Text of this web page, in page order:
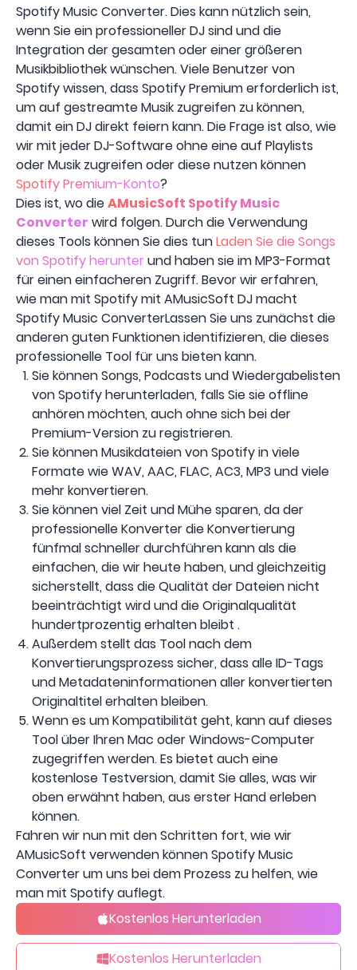
Spotify Music Converter. Dies kann nützlich sein,
wenn Sie ein professioneller DJ sind und die
Integration der gesamten oder einer größeren
Musikbibliothek wünschen. Viele Benutzer von
Spotify wissen, dass Spotify Premium erforderlich ist,
um auf gestreamte Musik zugreifen zu können,
damit ein DJ direkt feiern kann. Die Frage ist also, wie
wir mit jeder DJ-Software ohne eine auf Playlists
oder Musik zugreifen oder diese nutzen können
Spotify Premium-Konto?
Dies ist, wo dieAMusicSoft Spotify Music
Converter wird folgen. Durch die Verwendung
dieses Tools können Sie dies tunLaden Sie die Songs
von Spotify herunter und haben sie im MP3-Format
für einen einfacheren Zugriff. Bevor wir erfahren,
wie man mit Spotify mit AMusicSoft DJ macht
Spotify Music ConverterLassen Sie uns zunächst die
anderen guten Funktionen identifizieren, die dieses
professionelle Tool für uns bieten kann.
Sie können Songs, Podcasts und Wiedergabelisten
von Spotify herunterladen, falls Sie sie offline
anhören möchten, auch ohne sich bei der
Premium-Version zu registrieren.
Sie können Musikdateien von Spotify in viele
Formate wie WAV, AAC, FLAC, AC3, MP3 und viele
mehr konvertieren.
Sie können viel Zeit und Mühe sparen, da der
professionelle Konverter die Konvertierung
fünfmal schneller durchführen kann als die
einfachen, die wir heute haben, und gleichzeitig
sicherstellt, dass die Qualität der Dateien nicht
beeinträchtigt wird und die Originalqualität
hundertprozentig erhalten bleibt .
Außerdem stellt das Tool nach dem
Konvertierungsprozess sicher, dass alle ID-Tags
und Metadateninformationen aller konvertierten
Originaltitel erhalten bleiben.
Wenn es um Kompatibilität geht, kann auf dieses
Tool über Ihren Mac oder Windows-Computer
zugegriffen werden. Es bietet auch eine
kostenlose Testversion, damit Sie alles, was wir
oben erwähnt haben, aus erster Hand erleben
können.
Fahren wir nun mit den Schritten fort, wie wir
AMusicSoft verwenden können Spotify Music
Converter um uns bei dem Prozess zu helfen, wie
man mit Spotify auflegt.
Kostenlos Herunterladen
Kostenlos Herunterladen